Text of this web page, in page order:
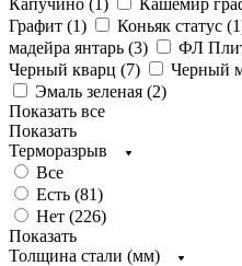
Капучино (1) Кашемир
Графит (1) Коньяк статус (1
мадейра янтарь (3) ФЛ
Черный кварц (7) Черный
Эмаль зеленая (2)
Показать все
Показать
Терморазрыв
Все
Есть (81)
Нет (226)
Показать
Толщина стали (мм)